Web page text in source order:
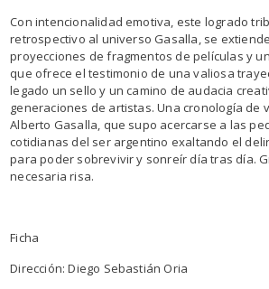
Con intencionalidad emotiva, este logrado
retrospectivo al universo Gasalla, se
proyecciones de fragmentos de películas y
que ofrece el testimonio de una valiosa
legado un sello y un camino de audacia
generaciones de artistas. Una cronología de
Alberto Gasalla, que supo acercarse a las
cotidianas del ser argentino exaltando el
para poder sobrevivir y sonreír día tras día.
necesaria risa.
Ficha
Dirección: Diego Sebastián Oria